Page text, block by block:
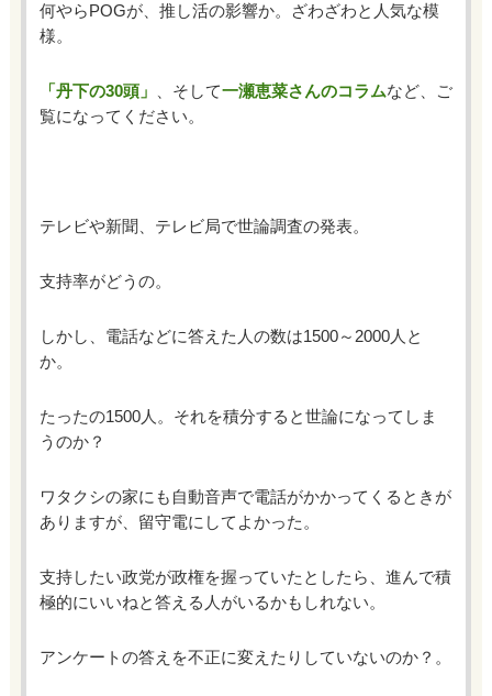
何やらPOGが、推し活の影響か。ざわざわと人気な模
様。
「丹下の30頭」 、そして一瀬恵菜さんのコラムなど、ご
覧になってください。
テレビや新聞、テレビ局で世論調査の発表。
支持率がどうの。
しかし、電話などに答えた人の数は1500～2000人と
か。
たったの1500人。それを積分すると世論になってしま
うのか？
ワタクシの家にも自動音声で電話がかかってくるときが
ありますが、留守電にしてよかった。
支持したい政党が政権を握っていたとしたら、進んで積
極的にいいねと答える人がいるかもしれない。
アンケートの答えを不正に変えたりしていないのか？。